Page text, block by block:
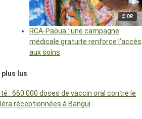
© DR
RCA-Paoua : une campagne
médicale gratuite renforce l’accès
aux soins
plus lus
: 660 000 doses de vaccin oral contre le
réceptionnées à Bangui